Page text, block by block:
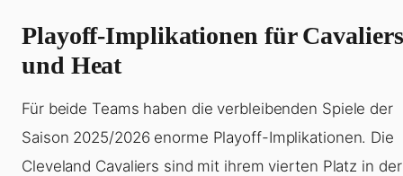
Playoff-Implikationen für Cavaliers
und Heat
Für beide Teams haben die verbleibenden Spiele der
Saison 2025/2026 enorme Playoff-Implikationen. Die
Cleveland Cavaliers sind mit ihrem vierten Platz in der